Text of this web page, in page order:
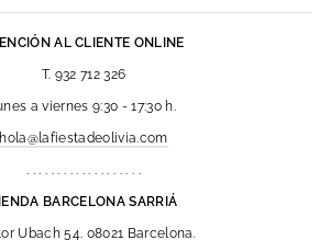
AL CLIENTE ONLINE
T. 932 712 326
a viernes 9:30 - 17:30 h.
hola@lafiestadeolivia.com
BARCELONA SARRIÁ
Ubach 54. 08021 Barcelona.